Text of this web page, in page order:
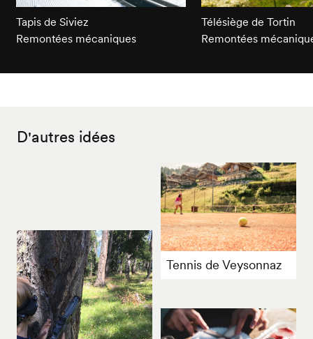
Tapis de Siviez
Remontées mécaniques
Télésiège de Tortin
Remontées
D'autres idées
Tennis de Veysonnaz